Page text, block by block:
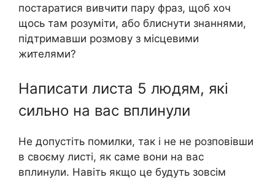
постаратися вивчити пару фраз, щоб хоч
щось там розуміти, або блиснути знаннями,
підтримавши розмову з місцевими
жителями?
Написати листа 5 людям, які
сильно на вас вплинули
Не допустіть помилки, так і не не розповівши
в своєму листі, як саме вони на вас
вплинули. Навіть якщо це будуть зовсім